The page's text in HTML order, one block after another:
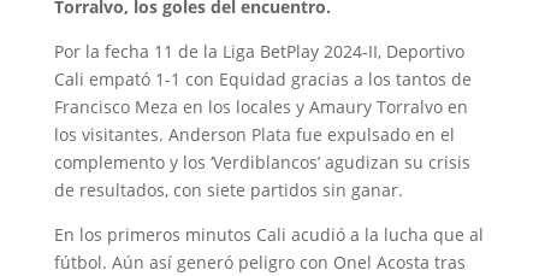
Torralvo, los goles del encuentro.
Por la fecha 11 de la Liga BetPlay 2024-II, Deportivo
Cali empató 1-1 con Equidad gracias a los tantos de
Francisco Meza en los locales y Amaury Torralvo en
los visitantes. Anderson Plata fue expulsado en el
complemento y los ‘Verdiblancos’ agudizan su crisis
de resultados, con siete partidos sin ganar.
En los primeros minutos Cali acudió a la lucha que al
fútbol. Aún así generó peligro con Onel Acosta tras